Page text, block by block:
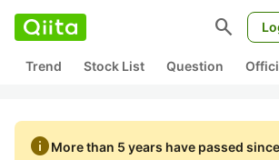
search
Trend Stock List Question
infoMore than 5 years have passed